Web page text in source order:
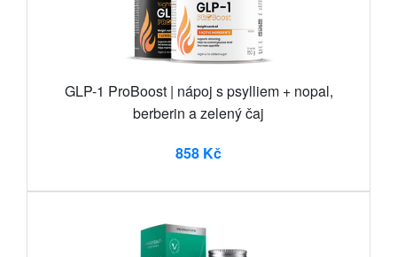
GLP-1 ProBoost | nápoj s psylliem + nopal,
berberin a zelený čaj
858 Kč